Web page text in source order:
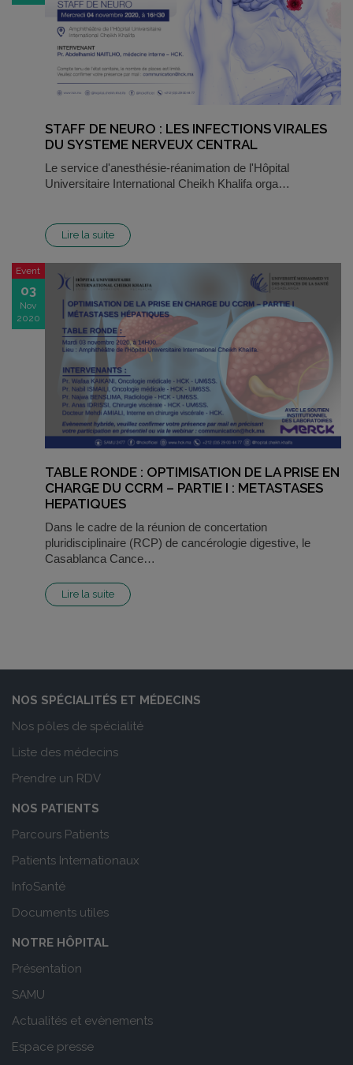
STAFF DE NEURO : LES INFECTIONS VIRALES
DU SYSTEME NERVEUX CENTRAL
Le service d'anesthésie-réanimation de l'Hôpital
Universitaire International Cheikh Khalifa orga…
Lire la suite
Event
03
Nov
2020
TABLE RONDE : OPTIMISATION DE LA PRISE EN
CHARGE DU CCRM – PARTIE I : METASTASES
HEPATIQUES
Dans le cadre de la réunion de concertation
pluridisciplinaire (RCP) de cancérologie digestive, le
Casablanca Cance…
Lire la suite
NOS SPÉCIALITÉS ET MÉDECINS
Nos pôles de spécialité
Liste des médecins
Prendre un RDV
NOS PATIENTS
Parcours Patients
Patients Internationaux
InfoSanté
Documents utiles
NOTRE HÔPITAL
Présentation
SAMU
Actualités et evènements
Espace presse